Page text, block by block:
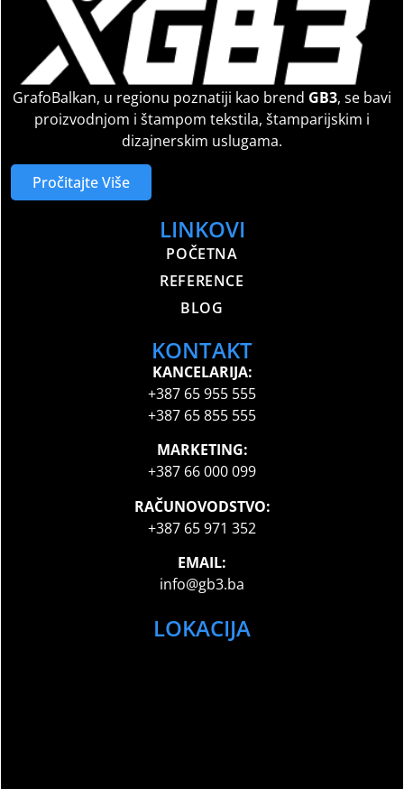
GrafoBalkan, u regionu poznatiji kao brend GB3, se bavi
proizvodnjom i štampom tekstila, štamparijskim i
dizajnerskim uslugama.
Pročitajte Više
LINKOVI
POČETNA
REFERENCE
BLOG
KONTAKT
KANCELARIJA:
+387 65 955 555
+387 65 855 555
MARKETING:
+387 66 000 099
RAČUNOVODSTVO:
+387 65 971 352
EMAIL:
info@gb3.ba
LOKACIJA